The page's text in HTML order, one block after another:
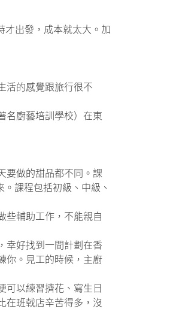
出發，成本就太大。加
活的感覺跟旅行很不
名廚藝培訓學校）在東
要做的甜品都不同。課
課程包括初級、中級、
些輔助工作，不能親自
幸好找到一間計劃在香
你。見工的時候，主廚
可以練習擠花、寫生日
在班戟店辛苦得多，沒